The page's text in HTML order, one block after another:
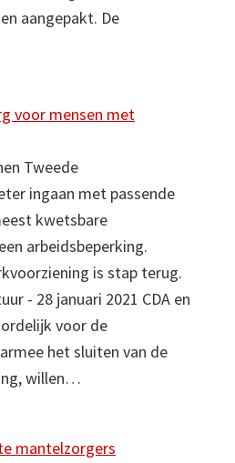
aangepakt. De
voor mensen met
Tweede
ingaan met passende
kwetsbare
arbeidsbeperking.
is stap terug.
- 28 januari 2021 CDA en
voor de
het sluiten van de
willen…
mantelzorgers